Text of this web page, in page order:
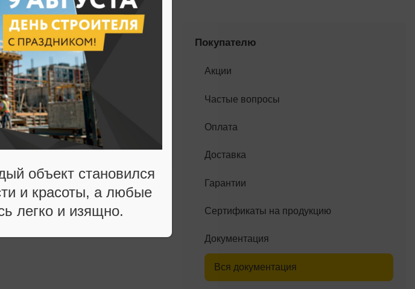
Покупателю
Акции
Частые вопросы
Оплата
Доставка
Гарантии
Сертификаты на продукцию
Документация
Вся документация
Монтаж
Базальтовых матов МБП и
рулонов МБОР
объект становился
и красоты, а любые
легко и изящно.